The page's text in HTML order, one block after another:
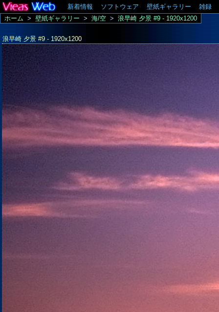
新着情報 ソフトウェア 壁紙ギャラリー 雑録
浪早崎 夕景 #9 - 1920x1200
ホーム > 壁紙ギャラリー > 海/空 > 浪早崎 夕景 #9 - 1920x1200